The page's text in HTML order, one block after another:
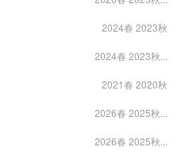
2024春 2023秋
2024春 2023秋...
2021春 2020秋
2026春 2025秋...
2026春 2025秋...